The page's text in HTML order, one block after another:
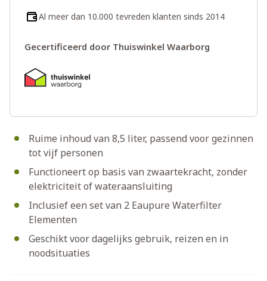
Ruime inhoud van 8,5 liter, passend voor gezinnen
tot vijf personen
Functioneert op basis van zwaartekracht, zonder
elektriciteit of wateraansluiting
Inclusief een set van 2 Eaupure Waterfilter
Elementen
Geschikt voor dagelijks gebruik, reizen en in
noodsituaties
Al meer dan 10.000 tevreden klanten sinds 2014
Gecertificeerd door Thuiswinkel Waarborg